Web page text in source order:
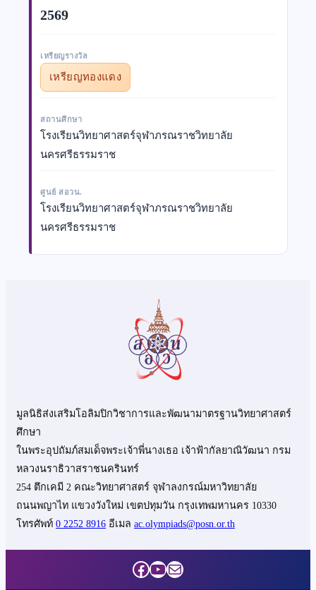
2569
เหรียญรางวัล
เหรียญทองแดง
สถานศึกษา
โรงเรียนวิทยาศาสตร์จุฬาภรณราชวิทยาลัย
นครศรีธรรมราช
ศูนย์ สอวน.
โรงเรียนวิทยาศาสตร์จุฬาภรณราชวิทยาลัย
นครศรีธรรมราช
มูลนิธิส่งเสริมโอลิมปิกวิชาการและพัฒนามาตรฐานวิทยาศาสตร์
ศึกษา
ในพระอุปถัมภ์สมเด็จพระเจ้าพี่นางเธอ เจ้าฟ้ากัลยาณิวัฒนา กรม
หลวงนราธิวาสราชนครินทร์
254 ตึกเคมี 2 คณะวิทยาศาสตร์ จุฬาลงกรณ์มหาวิทยาลัย
ถนนพญาไท แขวงวังใหม่ เขตปทุมวัน กรุงเทพมหานคร 10330
โทรศัพท์ 0 2252 8916 อีเมล ac.olympiads@posn.or.th
Facebook
YouTube
Mail